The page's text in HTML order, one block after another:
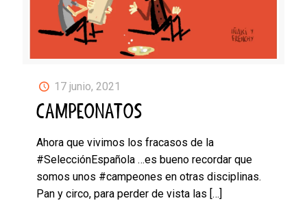
17 junio, 2021
CAMPEONATOS
Ahora que vivimos los fracasos de la
#SelecciónEspañola …es bueno recordar que
somos unos #campeones en otras disciplinas.
Pan y circo, para perder de vista las […]